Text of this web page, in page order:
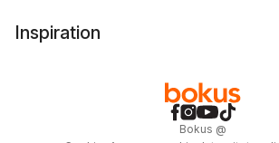
Inspiration
Bokus @